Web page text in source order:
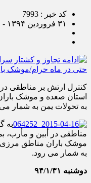
کد خبر : 7993
۳۱ فروردین ۱۳۹۴ - ۱۳:۵۲
کنترل ارتش بر مناطقی
استان صعده و موشک
به تحولات یمن به شمار
به
مناطقی در أبین و مأرب،
موشک باران مناطق مرزی
به شمار می رود.
دوشنبه ۹۴/۱/۳۱